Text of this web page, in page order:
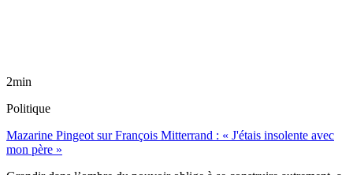
2min
Politique
Mazarine Pingeot sur François Mitterrand : « J'étais insolente avec
mon père »